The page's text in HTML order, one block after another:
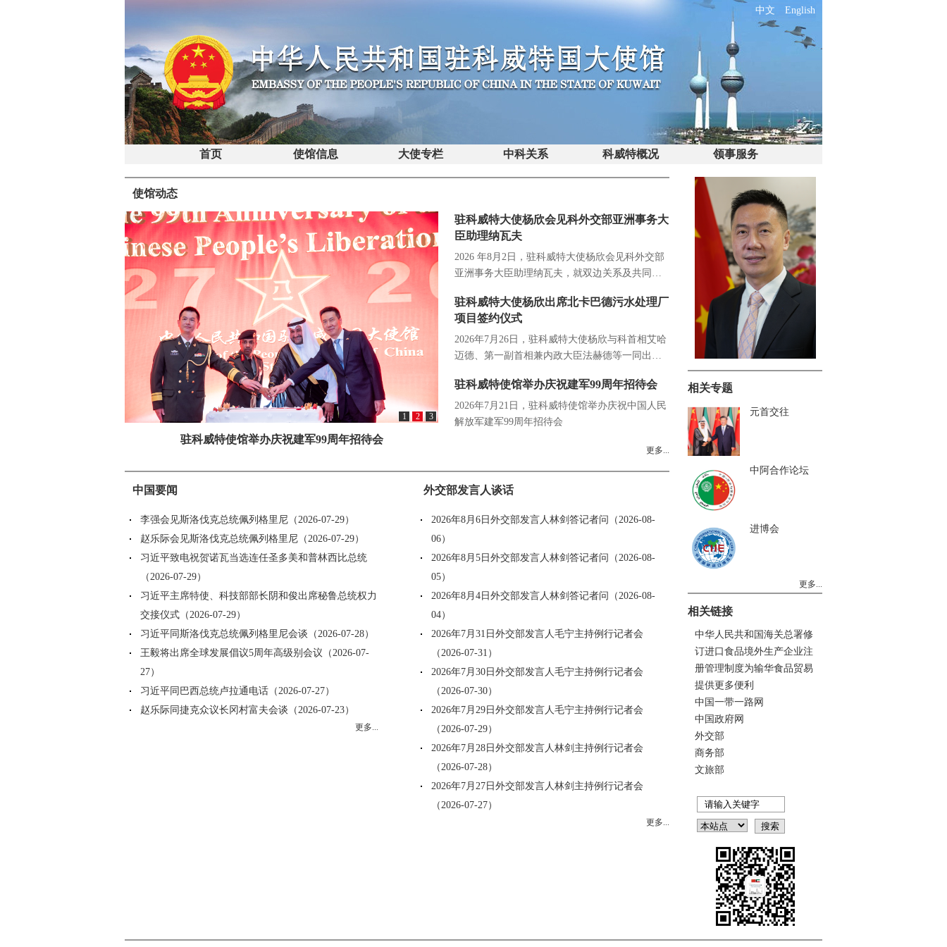
中文 English
首页 使馆信息 大使专栏 中科关系 科威特概况 领事服务
使馆动态
1 2 3
驻科威特使馆举办庆祝建军99周年招待会
驻科威特大使杨欣会见科外交部亚洲事务大
臣助理纳瓦夫
2026 年8月2日，驻科威特大使杨欣会见科外交部
亚洲事务大臣助理纳瓦夫，就双边关系及共同
驻科威特大使杨欣出席北卡巴德污水处理厂
项目签约仪式
2026年7月26日，驻科威特大使杨欣与科首相艾哈
迈德、第一副首相兼内政大臣法赫德等一同出
驻科威特使馆举办庆祝建军99周年招待会
2026年7月21日，驻科威特使馆举办庆祝中国人民
解放军建军99周年招待会
更多...
中国要闻
李强会见斯洛伐克总统佩列格里尼（2026-07-29）
赵乐际会见斯洛伐克总统佩列格里尼（2026-07-29）
习近平致电祝贺诺瓦当选连任圣多美和普林西比总统
（2026-07-29）
习近平主席特使、科技部部长阴和俊出席秘鲁总统权力
交接仪式（2026-07-29）
习近平同斯洛伐克总统佩列格里尼会谈（2026-07-28）
王毅将出席全球发展倡议5周年高级别会议（2026-07-
27）
习近平同巴西总统卢拉通电话（2026-07-27）
赵乐际同捷克众议长冈村富夫会谈（2026-07-23）
更多...
外交部发言人谈话
2026年8月6日外交部发言人林剑答记者问（2026-08-
06）
2026年8月5日外交部发言人林剑答记者问（2026-08-
05）
2026年8月4日外交部发言人林剑答记者问（2026-08-
04）
2026年7月31日外交部发言人毛宁主持例行记者会
（2026-07-31）
2026年7月30日外交部发言人毛宁主持例行记者会
（2026-07-30）
2026年7月29日外交部发言人毛宁主持例行记者会
（2026-07-29）
2026年7月28日外交部发言人林剑主持例行记者会
（2026-07-28）
2026年7月27日外交部发言人林剑主持例行记者会
（2026-07-27）
更多...
相关专题
元首交往
中阿合作论坛
进博会
更多...
相关链接
中华人民共和国海关总署修
订进口食品境外生产企业注
册管理制度为输华食品贸易
提供更多便利
中国一带一路网
中国政府网
外交部
商务部
文旅部